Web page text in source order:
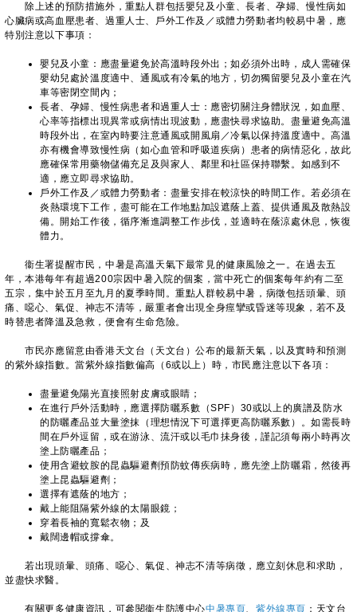
除上述的預防措施外，重點人群包括嬰兒及小童、長者、孕婦、慢性病如
心臟病或高血壓患者、過重人士、戶外工作及／或體力勞動者均較易中暑，應
特別注意以下事項：
嬰兒及小童：應盡量避免於高溫時段外出；如必須外出時，成人需確保
嬰幼兒處於溫度適中、通風或有冷氣的地方，切勿獨留嬰兒及小童在汽
車等密閉空間內；
長者、孕婦、慢性病患者和過重人士：應密切關注身體狀況，如血壓、
心率等指標出現異常或病情出現波動，應盡快尋求協助。盡量避免高溫
時段外出，在室內時要注意通風或開風扇／冷氣以保持溫度適中。高溫
亦有機會導致慢性病（如心血管和呼吸道疾病）患者的病情惡化，故此
應確保常用藥物儲備充足及與家人、鄰里和社區保持聯繫。如感到不
適，應立即尋求協助。
戶外工作及／或體力勞動者：盡量安排在較涼快的時間工作。若必須在
炎熱環境下工作，盡可能在工作地點加設遮蔭上蓋、提供通風及散熱設
備。開始工作後，循序漸進調整工作步伐，並適時在蔭涼處休息，恢復
體力。
衞生署提醒市民，中暑是高溫天氣下最常見的健康風險之一。在過去五
年，本港每年有超過200宗因中暑入院的個案，當中死亡的個案每年約有二至
五宗，集中於五月至九月的夏季時間。重點人群較易中暑，病徵包括頭暈、頭
痛、噁心、氣促、神志不清等，嚴重者會出現全身痙攣或昏迷等現象，若不及
時替患者降溫及急救，便會有生命危險。
​市民亦應留意由香港天文台（天文台）公布的最新天氣，以及實時和預測
的紫外線指數。當紫外線指數偏高（6或以上）時，市民應注意以下各項：
盡量避免陽光直接照射皮膚或眼睛；
在進行戶外活動時，應選擇防曬系數（SPF）30或以上的廣譜及防水
的防曬產品並大量塗抹（理想情況下可選擇更高防曬系數）。如需長時
間在戶外逗留，或在游泳、流汗或以毛巾抺身後，謹記須每兩小時再次
塗上防曬產品；
使用含避蚊胺的昆蟲驅避劑預防蚊傳疾病時，應先塗上防曬霜，然後再
塗上昆蟲驅避劑；
選擇有遮蔭的地方；
戴上能阻隔紫外線的太陽眼鏡；
穿着長袖的寬鬆衣物；及
戴闊邊帽或撐傘。
若出現頭暈、頭痛、噁心、氣促、神志不清等病徵，應立刻休息和求助，
並盡快求醫。
有關更多健康資訊，可參閱衞生防護中心中暑專頁、紫外線專頁 ；天文台